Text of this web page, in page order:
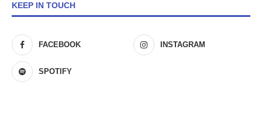
KEEP IN TOUCH
FACEBOOK INSTAGRAM
SPOTIFY